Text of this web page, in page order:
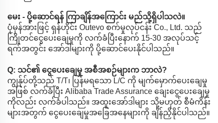
မေး - ပို့ဆောင်ရန် ကြာချိန်အကြောင်း မည်သို့ရှိပါသလဲ။
ပုံမှန်အားဖြင့် ရှန်ဟိုင်း Outevo စက်မှုလုပ်ငန်း Co., Ltd. သည်
ကြိုတင်ငွေပေးချေမှုကို လက်ခံပြီးနောက် 15-30 အလုပ်သင့်
ရက်အတွင်း အော်ဒါများကို ပို့ဆောင်ပေးနိုင်ပါသည်။
Q: သင်၏ ငွေပေးချေမှု အစီအစဉ်များက ဘာလဲ?
ကျွန်ုပ်တို့သည် T/T၊ ပြန်မရသော L/C ကို မျက်မှောက်ပေးချေမှု
အဖြစ် လက်ခံပြီး Alibaba Trade Assurance ချေးငွေပေးချေမှု
ကိုလည်း လက်ခံပါသည်။ အထူးအော်ဒါများ သို့မဟုတ် စီမံကိန်း
များအတွက် ငွေပေးချေမှုအခြေအနေများကို ချိန်ညှိနိုင်ပါသည်။